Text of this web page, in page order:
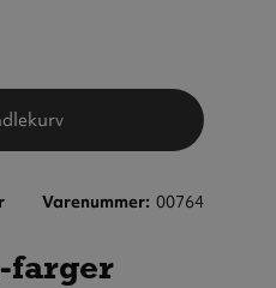
Varenummer 00764
farger